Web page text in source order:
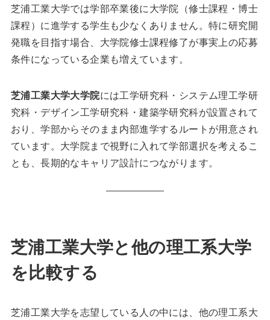
芝浦工業大学では学部卒業後に大学院（修士課程・博士
課程）に進学する学生も少なくありません。特に研究開
発職を目指す場合、大学院修士課程修了が事実上の応募
条件になっている企業も増えています。
芝浦工業大学大学院には工学研究科・システム理工学研
究科・デザイン工学研究科・建築学研究科が設置されて
おり、学部からそのまま内部進学するルートが用意され
ています。大学院まで視野に入れて学部選択を考えるこ
とも、長期的なキャリア設計につながります。
芝浦工業大学と他の理工系大学
を比較する
芝浦工業大学を志望している人の中には、他の理工系大